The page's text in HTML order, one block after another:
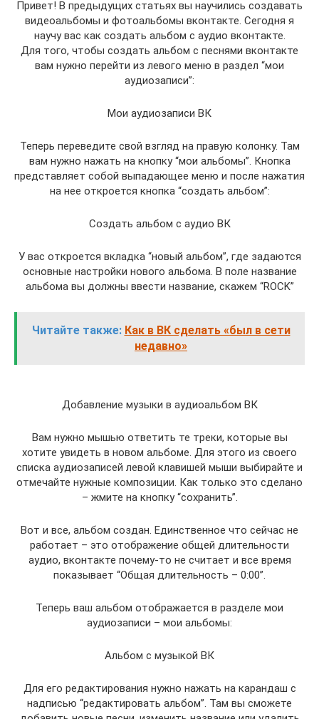
Привет! В предыдущих статьях вы научились создавать
видеоальбомы и фотоальбомы вконтакте. Сегодня я
научу вас как создать альбом с аудио вконтакте.
Для того, чтобы создать альбом с песнями вконтакте
вам нужно перейти из левого меню в раздел “мои
аудиозаписи”:
Мои аудиозаписи ВК
Теперь переведите свой взгляд на правую колонку. Там
вам нужно нажать на кнопку “мои альбомы”. Кнопка
представляет собой выпадающее меню и после нажатия
на нее откроется кнопка “создать альбом”:
Создать альбом с аудио ВК
У вас откроется вкладка “новый альбом”, где задаются
основные настройки нового альбома. В поле название
альбома вы должны ввести название, скажем “ROCK”
Читайте также: Как в ВК сделать «был в сети
недавно»
Добавление музыки в аудиоальбом ВК
Вам нужно мышью ответить те треки, которые вы
хотите увидеть в новом альбоме. Для этого из своего
списка аудиозаписей левой клавишей мыши выбирайте и
отмечайте нужные композиции. Как только это сделано
– жмите на кнопку “сохранить”.
Вот и все, альбом создан. Единственное что сейчас не
работает – это отображение общей длительности
аудио, вконтакте почему-то не считает и все время
показывает “Общая длительность – 0:00”.
Теперь ваш альбом отображается в разделе мои
аудиозаписи – мои альбомы:
Альбом с музыкой ВК
Для его редактирования нужно нажать на карандаш с
надписью “редактировать альбом”. Там вы сможете